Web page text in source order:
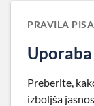
PRAVILA
Preberite,
izboljša